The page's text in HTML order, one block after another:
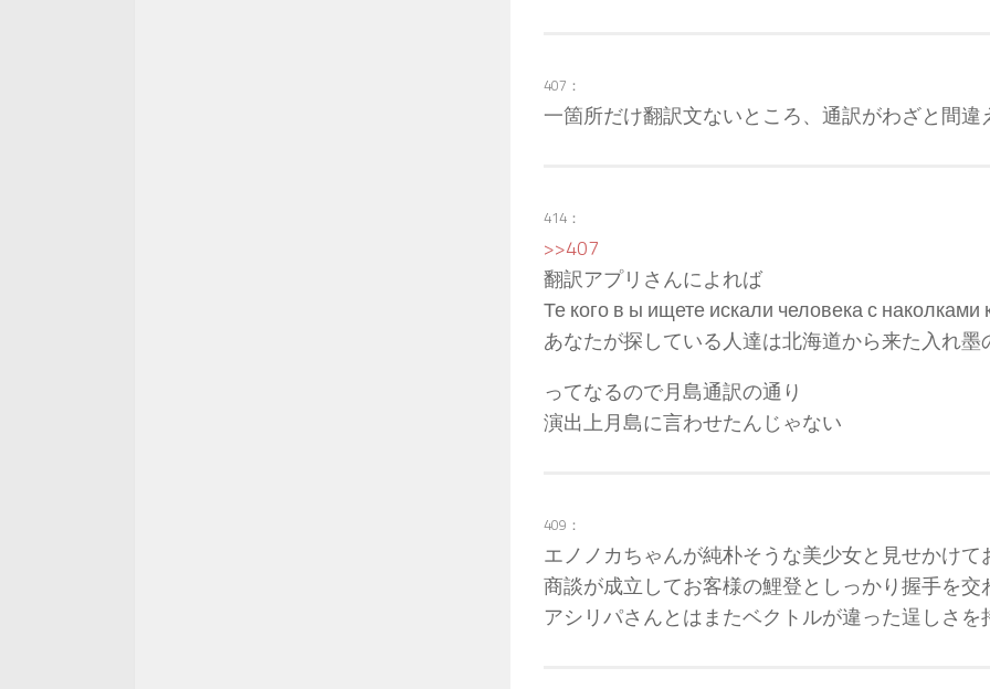
407：
一箇所だけ翻訳文ないところ、通訳がわざと間違
414：
>>407
翻訳アプリさんによれば
Те кого в ы ищете искали человека с
あなたが探している人達は北海道から来た入れ
ってなるので月島通訳の通り
演出上月島に言わせたんじゃない
409：
エノノカちゃんが純朴そうな美少女と見せかけ
商談が成立してお客様の鯉登としっかり握手を交
アシリパさんとはまたベクトルが違った逞しさを